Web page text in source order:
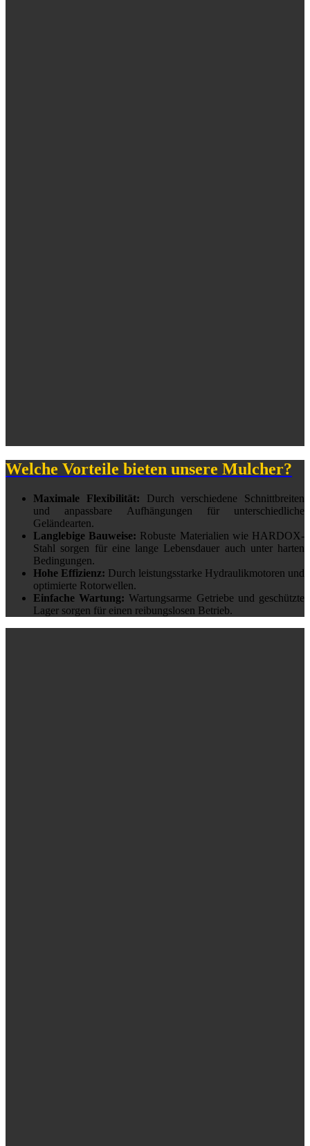
Welche Vorteile bieten unsere Mulcher?
Maximale Flexibilität: Durch verschiedene Schnittbreiten
und anpassbare Aufhängungen für unterschiedliche
Geländearten.
Langlebige Bauweise: Robuste Materialien wie HARDOX-
Stahl sorgen für eine lange Lebensdauer auch unter harten
Bedingungen.
Hohe Effizienz: Durch leistungsstarke Hydraulikmotoren und
optimierte Rotorwellen.
Einfache Wartung: Wartungsarme Getriebe und geschützte
Lager sorgen für einen reibungslosen Betrieb.